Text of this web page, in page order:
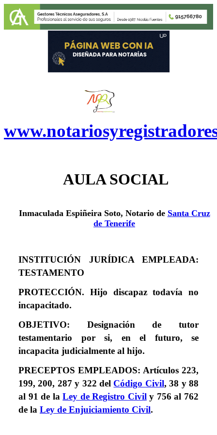
AULA SOCIAL
Inmaculada Espiñeira Soto, Notario de Santa Cruz
de Tenerife
INSTITUCIÓN JURÍDICA EMPLEADA:
TESTAMENTO
PROTECCIÓN. Hijo discapaz todavía no
incapacitado.
OBJETIVO: Designación de tutor
testamentario por si, en el futuro, se
incapacita judicialmente al hijo.
PRECEPTOS EMPLEADOS: Artículos 223,
199, 200, 287 y 322 del Código Civil, 38 y 88
al 91 de laLey de Registro Civily 756 al 762
de la Ley de Enjuiciamiento Civil.